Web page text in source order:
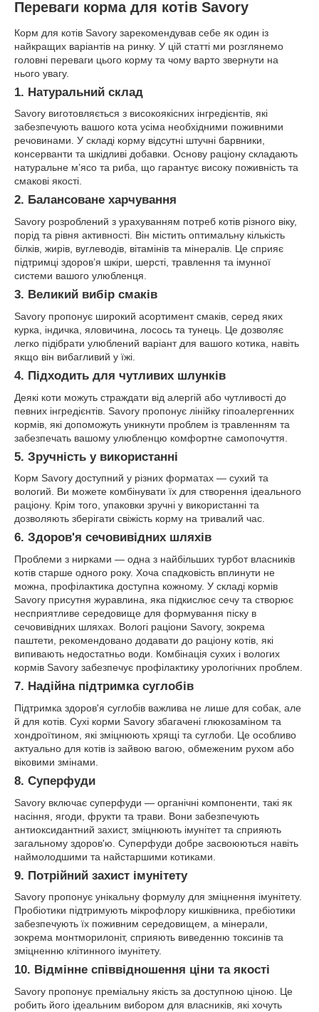
Переваги корма для котів Savory
Корм для котів Savory зарекомендував себе як один із
найкращих варіантів на ринку. У цій статті ми розглянемо
головні переваги цього корму та чому варто звернути на
нього увагу.
1. Натуральний склад
Savory виготовляється з високоякісних інгредієнтів, які
забезпечують вашого кота усіма необхідними поживними
речовинами. У складі корму відсутні штучні барвники,
консерванти та шкідливі добавки. Основу раціону складають
натуральне м’ясо та риба, що гарантує високу поживність та
смакові якості.
2. Балансоване харчування
Savory розроблений з урахуванням потреб котів різного віку,
порід та рівня активності. Він містить оптимальну кількість
білків, жирів, вуглеводів, вітамінів та мінералів. Це сприяє
підтримці здоров’я шкіри, шерсті, травлення та імунної
системи вашого улюбленця.
3. Великий вибір смаків
Savory пропонує широкий асортимент смаків, серед яких
курка, індичка, яловичина, лосось та тунець. Це дозволяє
легко підібрати улюблений варіант для вашого котика, навіть
якщо він вибагливий у їжі.
4. Підходить для чутливих шлунків
Деякі коти можуть страждати від алергій або чутливості до
певних інгредієнтів. Savory пропонує лінійку гіпоалергенних
кормів, які допоможуть уникнути проблем із травленням та
забезпечать вашому улюбленцю комфортне самопочуття.
5. Зручність у використанні
Корм Savory доступний у різних форматах — сухий та
вологий. Ви можете комбінувати їх для створення ідеального
раціону. Крім того, упаковки зручні у використанні та
дозволяють зберігати свіжість корму на тривалий час.
6. Здоров'я сечовивідних шляхів
Проблеми з нирками — одна з найбільших турбот власників
котів старше одного року. Хоча спадковість вплинути не
можна, профілактика доступна кожному. У складі кормів
Savory присутня журавлина, яка підкислює сечу та створює
несприятливе середовище для формування піску в
сечовивідних шляхах. Вологі раціони Savory, зокрема
паштети, рекомендовано додавати до раціону котів, які
випивають недостатньо води. Комбінація сухих і вологих
кормів Savory забезпечує профілактику урологічних проблем.
7. Надійна підтримка суглобів
Підтримка здоров'я суглобів важлива не лише для собак, але
й для котів. Сухі корми Savory збагачені глюкозаміном та
хондроїтином, які зміцнюють хрящі та суглоби. Це особливо
актуально для котів із зайвою вагою, обмеженим рухом або
віковими змінами.
8. Суперфуди
Savory включає суперфуди — органічні компоненти, такі як
насіння, ягоди, фрукти та трави. Вони забезпечують
антиоксидантний захист, зміцнюють імунітет та сприяють
загальному здоров'ю. Суперфуди добре засвоюються навіть
наймолодшими та найстаршими котиками.
9. Потрійний захист імунітету
Savory пропонує унікальну формулу для зміцнення імунітету.
Пробіотики підтримують мікрофлору кишківника, пребіотики
забезпечують їх поживним середовищем, а мінерали,
зокрема монтморилоніт, сприяють виведенню токсинів та
зміцненню клітинного імунітету.
10. Відмінне співвідношення ціни та якості
Savory пропонує преміальну якість за доступною ціною. Це
робить його ідеальним вибором для власників, які хочуть